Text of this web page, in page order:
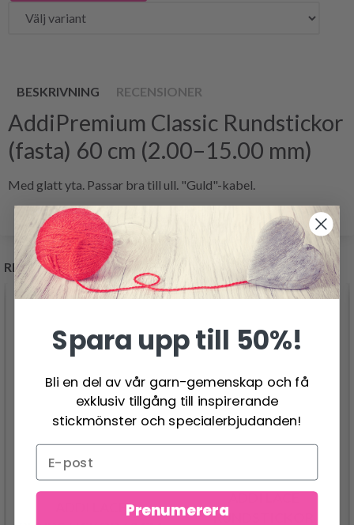
BESKRIVNING RECENSIONER
AddiPremium Classic Rundstickor
(fasta) 60 cm (2.00–15.00 mm)
Med glatt yta. Passar bra till ull. "Guld"-kabel.
RELATERADE PRODUKTER
ADDI LACE
RUNDSTICKOR
Spara upp till 50%!
Bli en del av vår garn-gemenskap och få
exklusiv tillgång till inspirerande
stickmönster och specialerbjudanden!
Prenumerera